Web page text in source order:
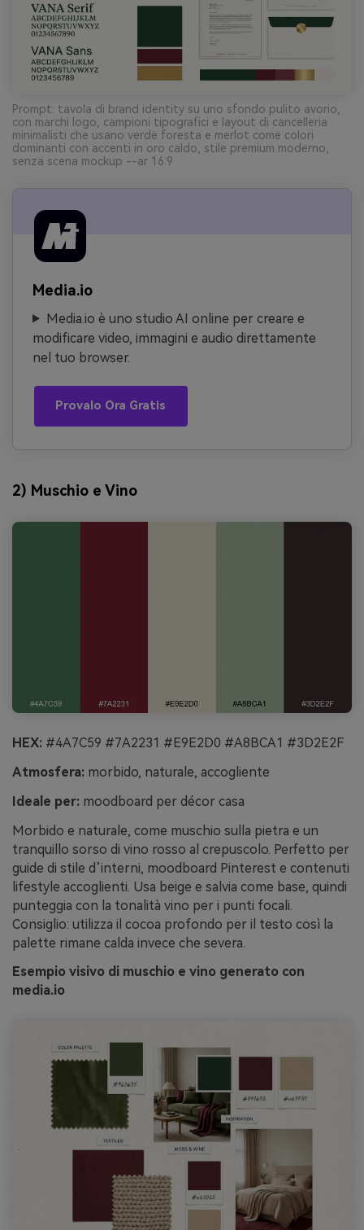
Prompt: tavola di brand identity su uno sfondo pulito avorio,
con marchi logo, campioni tipografici e layout di cancelleria
minimalisti che usano verde foresta e merlot come colori
dominanti con accenti in oro caldo, stile premium moderno,
senza scena mockup --ar 16:9
Media.io
Media.io è uno studio AI online per creare e
modificare video, immagini e audio direttamente
nel tuo browser.
Provalo Ora Gratis
2) Muschio e Vino
HEX: #4A7C59 #7A2231 #E9E2D0 #A8BCA1 #3D2E2F
Atmosfera: morbido, naturale, accogliente
Ideale per: moodboard per décor casa
Morbido e naturale, come muschio sulla pietra e un
tranquillo sorso di vino rosso al crepuscolo. Perfetto per
guide di stile d’interni, moodboard Pinterest e contenuti
lifestyle accoglienti. Usa beige e salvia come base, quindi
punteggia con la tonalità vino per i punti focali.
Consiglio: utilizza il cocoa profondo per il testo così la
palette rimane calda invece che severa.
Esempio visivo di muschio e vino generato con
media.io